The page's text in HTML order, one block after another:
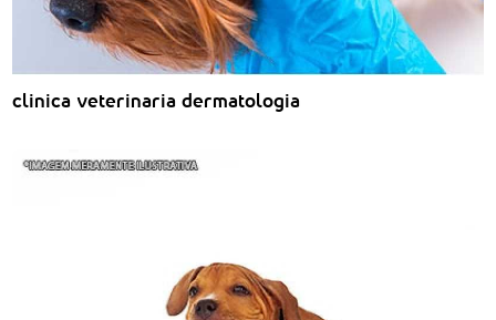
clinica veterinaria dermatologia